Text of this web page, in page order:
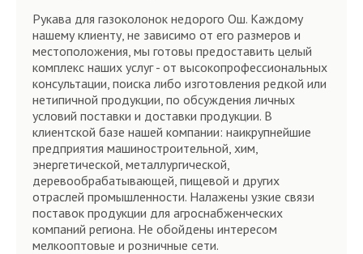
Рукава для газоколонок недорого Ош. Каждому
нашему клиенту, не зависимо от его размеров и
местоположения, мы готовы предоставить целый
комплекс наших услуг - от высокопрофессиональных
консультации, поиска либо изготовления редкой или
нетипичной продукции, по обсуждения личных
условий поставки и доставки продукции. В
клиентской базе нашей компании: наикрупнейшие
предприятия машиностроительной, хим,
энергетической, металлургической,
деревообрабатывающей, пищевой и других
отраслей промышленности. Налажены узкие связи
поставок продукции для агроснабженческих
компаний региона. Не обойдены интересом
мелкооптовые и розничные сети.